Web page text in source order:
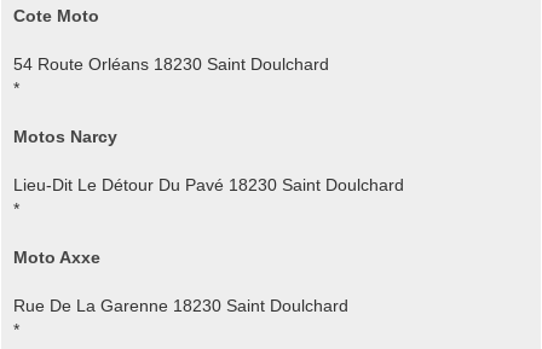
Cote Moto
54 Route Orléans 18230 Saint Doulchard
*
Motos Narcy
Lieu-Dit Le Détour Du Pavé 18230 Saint Doulchard
*
Moto Axxe
Rue De La Garenne 18230 Saint Doulchard
*